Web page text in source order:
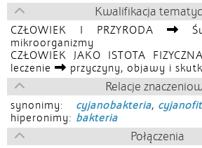
Kwalifikacja
CZŁOWIEK I PRZYRODA
mikroorganizmy
CZŁOWIEK JAKO ISTOTA
leczenie
przyczyny, objawy i
Relacje
synonimy: cyjanobakteria, cyjanofit
hiperonimy: bakteria
Połączenia